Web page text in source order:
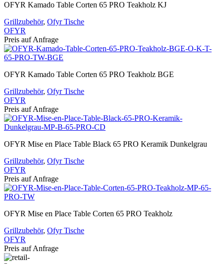
OFYR Kamado Table Corten 65 PRO Teakholz KJ
Grillzubehör, Ofyr Tische
OFYR
Preis auf Anfrage
OFYR Kamado Table Corten 65 PRO Teakholz BGE
Grillzubehör, Ofyr Tische
OFYR
Preis auf Anfrage
OFYR Mise en Place Table Black 65 PRO Keramik Dunkelgrau
Grillzubehör, Ofyr Tische
OFYR
Preis auf Anfrage
OFYR Mise en Place Table Corten 65 PRO Teakholz
Grillzubehör, Ofyr Tische
OFYR
Preis auf Anfrage